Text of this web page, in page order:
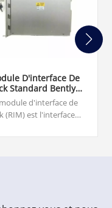
D'interface De
Standard Bently
3500/20 125744-
d'interface de
(RIM) est l'interface
en charge un